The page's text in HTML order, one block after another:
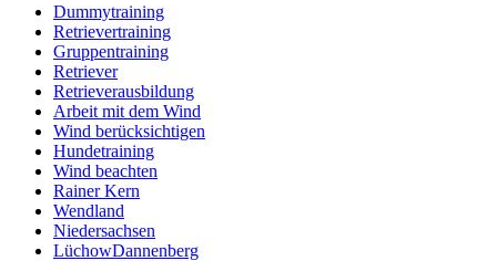
Dummytraining
Retrievertraining
Gruppentraining
Retriever
Retrieverausbildung
Arbeit mit dem Wind
Wind berücksichtigen
Hundetraining
Wind beachten
Rainer Kern
Wendland
Niedersachsen
LüchowDannenberg